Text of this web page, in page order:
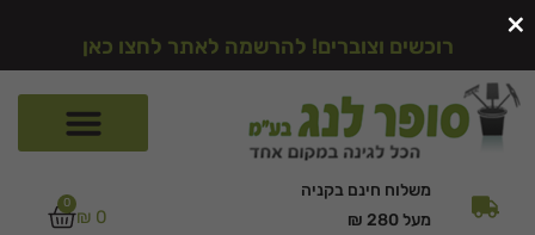
רוכשים וצוברים! להרשמה לאתר לחצו כאן
משלוח חינם בקניה
מעל 280 ₪
₪ 0
0
×